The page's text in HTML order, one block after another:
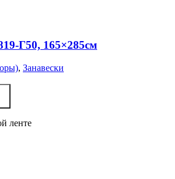
Г50, 165×285см
, Занавески
ленте